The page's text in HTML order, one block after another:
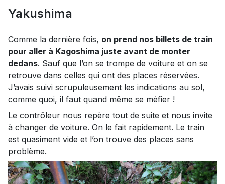
Yakushima
Comme la dernière fois, on prend nos billets de train
pour aller à Kagoshima juste avant de monter
dedans. Sauf que l’on se trompe de voiture et on se
retrouve dans celles qui ont des places réservées.
J’avais suivi scrupuleusement les indications au sol,
comme quoi, il faut quand même se méfier !
Le contrôleur nous repère tout de suite et nous invite
à changer de voiture. On le fait rapidement. Le train
est quasiment vide et l’on trouve des places sans
problème.